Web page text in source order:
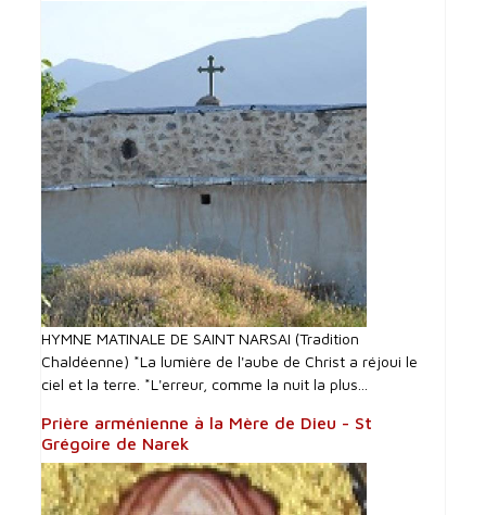
HYMNE MATINALE DE SAINT NARSAI (Tradition
Chaldéenne) *La lumière de l'aube de Christ a réjoui le
ciel et la terre. *L'erreur, comme la nuit la plus...
Prière arménienne à la Mère de Dieu - St
Grégoire de Narek